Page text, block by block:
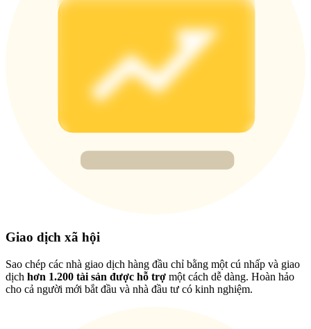
Precious Metals Trading Carnival
Trade Gold & Silver · 33,333 USDT Bonus
USDT New User Exclusive 10% APR
USDT Flexible Staking | Daily Rewards
BTC Flexible Staking | Daily Rewards
Giao dịch xã hội
Sao chép các nhà giao dịch hàng đầu chỉ bằng một cú nhấp và giao
dịch hơn 1.200 tài sản được hỗ trợ một cách dễ dàng. Hoàn hảo
cho cả người mới bắt đầu và nhà đầu tư có kinh nghiệm.